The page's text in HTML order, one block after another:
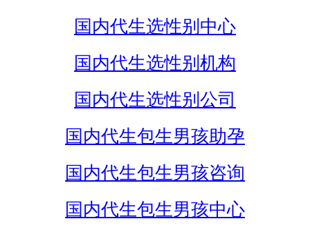
国内代生选性别中心
国内代生选性别机构
国内代生选性别公司
国内代生包生男孩助孕
国内代生包生男孩咨询
国内代生包生男孩中心